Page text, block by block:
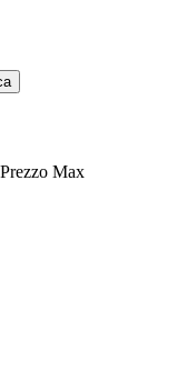
Prezzo Max